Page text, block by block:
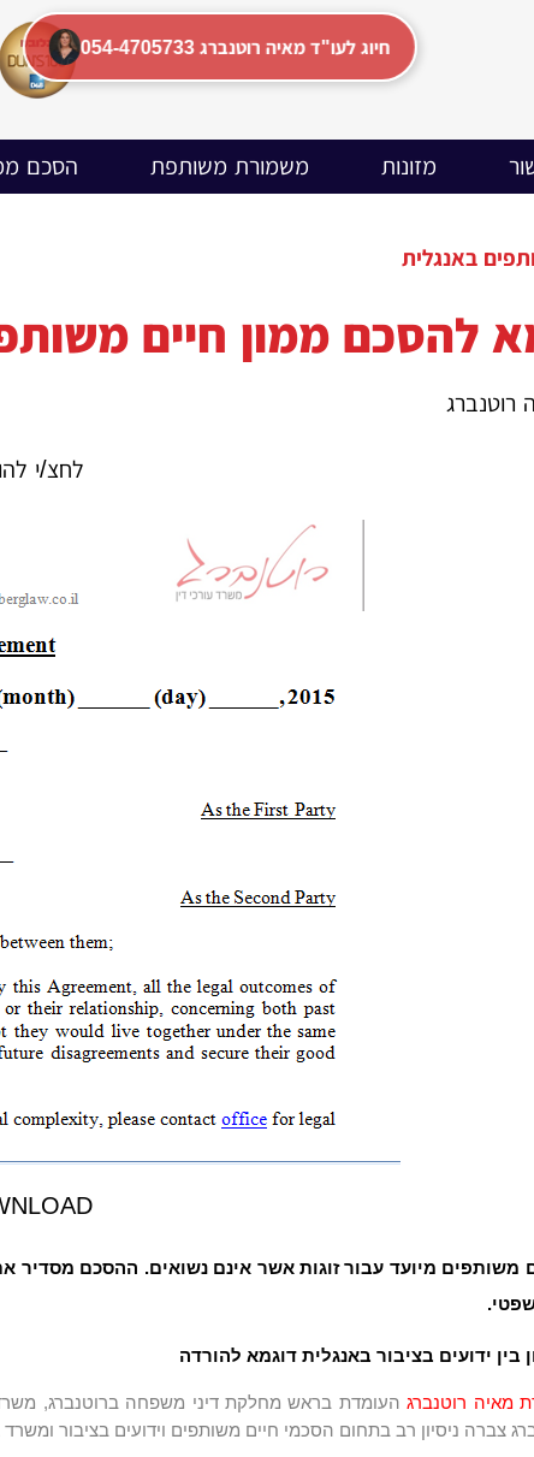
מזונות משמורת משותפת הסכם
באנגלית
להסכם ממון חיים
רוטנברג
לחצ/י
משותפים מיועד עבור זוגות אשר אינם נשואים. ההסכם מסדיר
בין ידועים בציבור באנגלית דוגמא להורדה
מאיה רוטנברג
צברה ניסיון רב בתחום הסכמי חיים משותפים וידועים בציבור
054-4705733 חיוג לעו"ד מאיה רוטנברג